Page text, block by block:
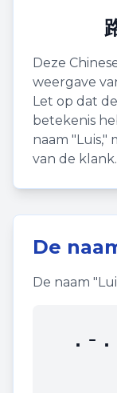
Deze
weergave
Let op dat
betekenis
naam "Luis,"
van de klank.
De
De naam "
.-